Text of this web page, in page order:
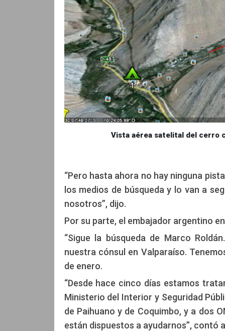
Vista aérea satelital del cerro
“Pero hasta ahora no hay ninguna
los medios de búsqueda y lo van a
nosotros”, dijo.
Por su parte, el embajador argentino
“Sigue la búsqueda de Marco
nuestra cónsul en Valparaíso.
de enero.
“Desde hace cinco días estamos
Ministerio del Interior y Seguridad
de Paihuano y de Coquimbo, y a dos
están dispuestos a ayudarnos”, contó